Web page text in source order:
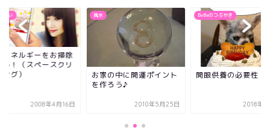
ない
エネルギーをお掃除
う！（スペースクリ
グ）
2008年4月16日
風水
お家の中に開運ポイント
を作ろう♪
2010年5月25日
BeBeのつぶやき
開眼供養の必要性
2018年6